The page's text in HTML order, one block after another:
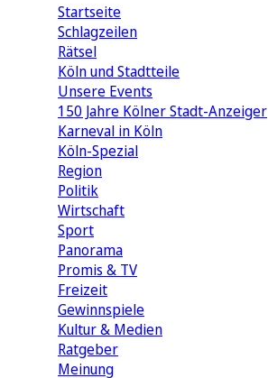
Startseite
Schlagzeilen
Rätsel
Köln und Stadtteile
Unsere Events
150 Jahre Kölner Stadt-Anzeiger
Karneval in Köln
Köln-Spezial
Region
Politik
Wirtschaft
Sport
Panorama
Promis & TV
Freizeit
Gewinnspiele
Kultur & Medien
Ratgeber
Meinung